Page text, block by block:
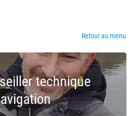
Retour au menu
technique